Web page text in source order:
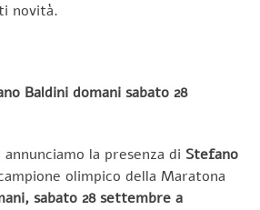
novità.
Baldini domani sabato 28
la presenza di Stefano
olimpico della Maratona
sabato 28 settembre a